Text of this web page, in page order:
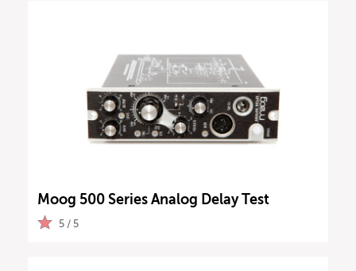
Moog 500 Series Analog Delay Test
5 / 5